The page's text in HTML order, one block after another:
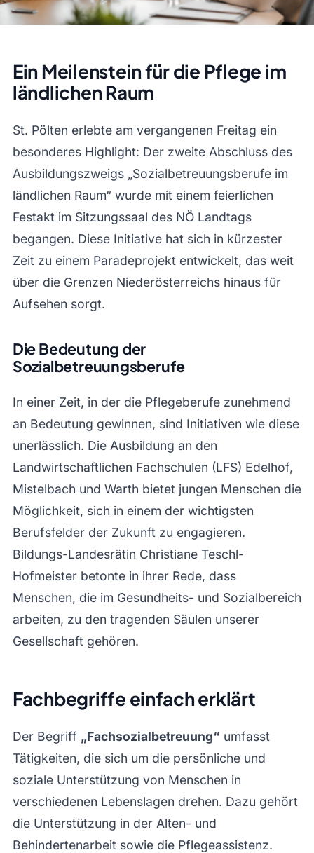
Ein Meilenstein für die Pflege im
ländlichen Raum
St. Pölten erlebte am vergangenen Freitag ein
besonderes Highlight: Der zweite Abschluss des
Ausbildungszweigs „Sozialbetreuungsberufe im
ländlichen Raum“ wurde mit einem feierlichen
Festakt im Sitzungssaal des NÖ Landtags
begangen. Diese Initiative hat sich in kürzester
Zeit zu einem Paradeprojekt entwickelt, das weit
über die Grenzen Niederösterreichs hinaus für
Aufsehen sorgt.
Die Bedeutung der
Sozialbetreuungsberufe
In einer Zeit, in der die Pflegeberufe zunehmend
an Bedeutung gewinnen, sind Initiativen wie diese
unerlässlich. Die Ausbildung an den
Landwirtschaftlichen Fachschulen (LFS) Edelhof,
Mistelbach und Warth bietet jungen Menschen die
Möglichkeit, sich in einem der wichtigsten
Berufsfelder der Zukunft zu engagieren.
Bildungs-Landesrätin Christiane Teschl-
Hofmeister betonte in ihrer Rede, dass
Menschen, die im Gesundheits- und Sozialbereich
arbeiten, zu den tragenden Säulen unserer
Gesellschaft gehören.
Fachbegriffe einfach erklärt
Der Begriff „Fachsozialbetreuung“ umfasst
Tätigkeiten, die sich um die persönliche und
soziale Unterstützung von Menschen in
verschiedenen Lebenslagen drehen. Dazu gehört
die Unterstützung in der Alten- und
Behindertenarbeit sowie die Pflegeassistenz.